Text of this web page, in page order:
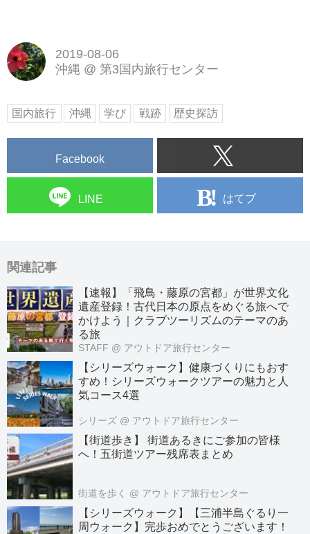
2019-08-06
沖縄 @ 第3国内旅行センター
国内旅行 沖縄 学び 戦跡 歴史探訪
Facebook
LINE はてブ
関連記事
【速報】「飛鳥・藤原の宮都」が世界文化
遺産登録！古代日本の原点をめぐる旅へで
かけよう｜クラブツーリズムのテーマのあ
る旅
STAFF @ アウトドア旅行センター
【シリーズウォーク】健康づくりにもおす
すめ！シリーズウォークツアーの魅力と人
気コース4選
シリーズ @ アウトドア旅行センター
【街道歩き】 街道あるきにご参加の皆様
へ！五街道ツアー残席表まとめ
街道を歩く @ アウトドア旅行センター
【シリーズウォーク】【三浦半島ぐるり一
周ウォーク】完歩おめでとうございます！